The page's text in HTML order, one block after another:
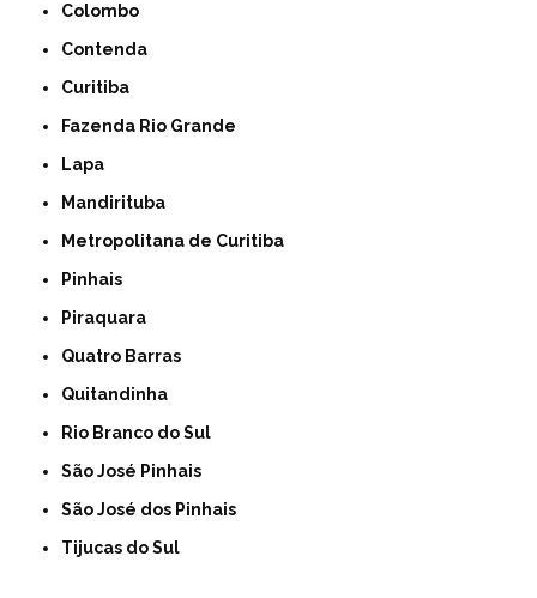
Colombo
Contenda
Curitiba
Fazenda Rio Grande
Lapa
Mandirituba
Metropolitana de Curitiba
Pinhais
Piraquara
Quatro Barras
Quitandinha
Rio Branco do Sul
São José Pinhais
São José dos Pinhais
Tijucas do Sul